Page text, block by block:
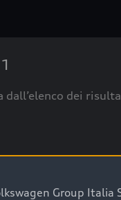
1
dall’elenco dei
Group